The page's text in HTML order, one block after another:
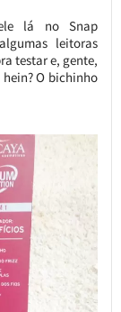
lá no Snap
leitoras
testar e, gente,
O bichinho